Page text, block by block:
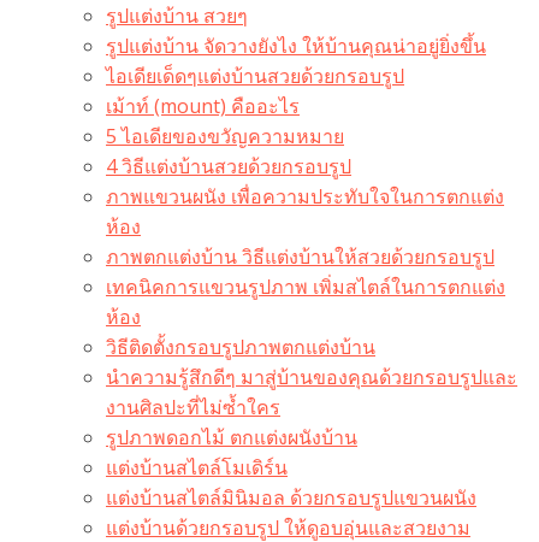
รูปแต่งบ้าน สวยๆ
รูปแต่งบ้าน จัดวางยังไง ให้บ้านคุณน่าอยู่ยิ่งขึ้น
ไอเดียเด็ดๆแต่งบ้านสวยด้วยกรอบรูป
เม้าท์ (mount) คืออะไร​
5 ไอเดียของขวัญความหมาย
4 วิธีแต่งบ้านสวยด้วยกรอบรูป
ภาพแขวนผนัง เพื่อความประทับใจในการตกแต่ง
ห้อง
ภาพตกแต่งบ้าน วิธีแต่งบ้านให้สวยด้วยกรอบรูป
เทคนิคการแขวนรูปภาพ เพิ่มสไตล์ในการตกแต่ง
ห้อง
วิธีติดตั้งกรอบรูปภาพตกแต่งบ้าน
นำความรู้สึกดีๆ มาสู่บ้านของคุณด้วยกรอบรูปและ
งานศิลปะที่ไม่ซ้ำใคร
รูปภาพดอกไม้ ตกแต่งผนังบ้าน
แต่งบ้านสไตล์โมเดิร์น
แต่งบ้านสไตล์มินิมอล ด้วยกรอบรูปแขวนผนัง
แต่งบ้านด้วยกรอบรูป ให้ดูอบอุ่นและสวยงาม